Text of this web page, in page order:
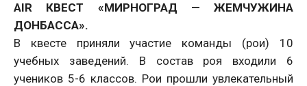
AIR КВЕСТ «МИРНОГРАД — ЖЕМЧУЖИНА
ДОНБАССА».
В квесте приняли участие команды (рои) 10
учебных заведений. В состав роя входили 6
учеников 5-6 классов. Рои прошли увлекательный